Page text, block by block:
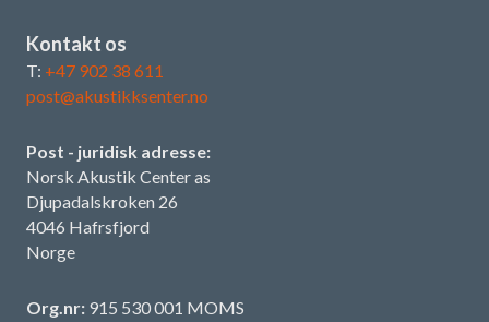
Kontakt os
T: +47 902 38 611
post@akustikksenter.no
Post - juridisk adresse:
Norsk Akustik Center as
Djupadalskroken 26
4046 Hafrsfjord
Norge
Org.nr: 915 530 001 MOMS